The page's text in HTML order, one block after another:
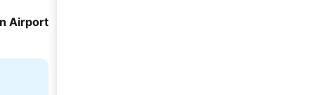
Airport